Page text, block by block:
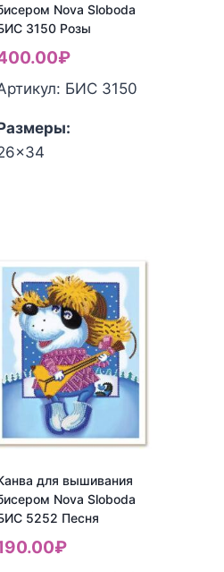
Nova Sloboda
3150 Розы
₽
БИС 3150
вышивания
бисером
Nova
Sloboda
БИС
3150
для вышивания
Nova Sloboda
5252 Песня
₽